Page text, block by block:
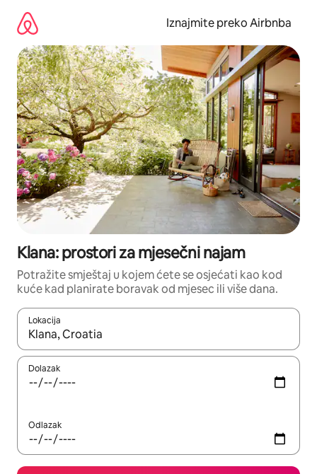
sadržaj
Iznajmite preko Airbnba
Klana: prostori za mjesečni najam
Potražite smještaj u kojem ćete se osjećati kao kod
kuće kad planirate boravak od mjesec ili više dana.
Lokacija
Kada budu dostupni rezultati, moći ćete ih pregledati
Dolazak
Odlazak